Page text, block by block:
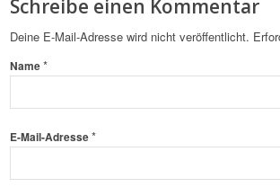
Schreibe einen Kommentar
Deine E-Mail-Adresse wird nicht veröffentlicht.
Name*
E-Mail-Adresse*